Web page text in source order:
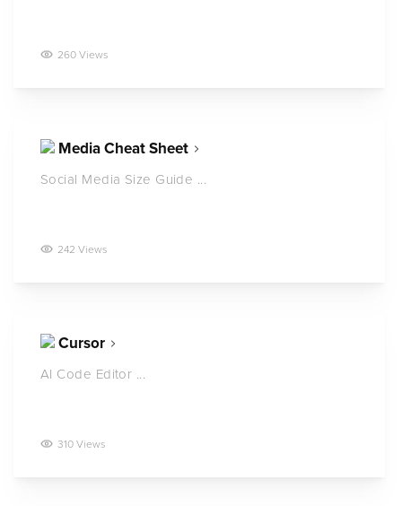
260 Views
Media Cheat Sheet
Social Media Size Guide ...
242 Views
Cursor
AI Code Editor ...
310 Views